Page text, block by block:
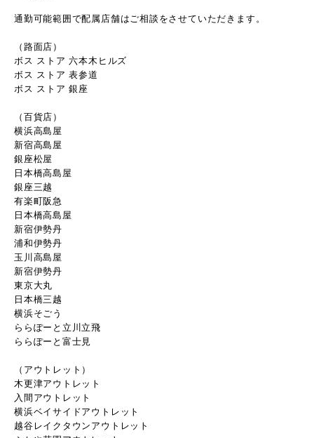
通勤可能範囲で配属店舗はご相談をさせていただきます。
（路面店）
ボス ストア 六本木ヒルズ
ボス ストア 表参道
ボス ストア 銀座
（百貨店）
横浜高島屋
新宿高島屋
銀座松屋
日本橋高島屋
銀座三越
有楽町阪急
日本橋高島屋
新宿伊勢丹
浦和伊勢丹
玉川高島屋
新宿伊勢丹
東京大丸
日本橋三越
横浜そごう
ららぽーと立川立飛
ららぽーと富士見
（アウトレット）
木更津アウトレット
入間アウトレット
横浜ベイサイドアウトレット
越谷レイクタウンアウトレット